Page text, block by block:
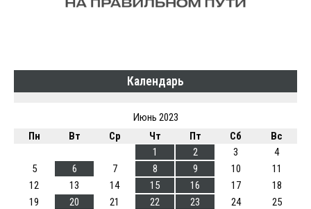
Календарь
Июнь 2023
Пн
Вт Ср Чт Пт Сб
Вс
1
2 3
4
5
6 7 8 9 10
11
12
13 14 15 16 17
18
19
20 21 22 23 24
25